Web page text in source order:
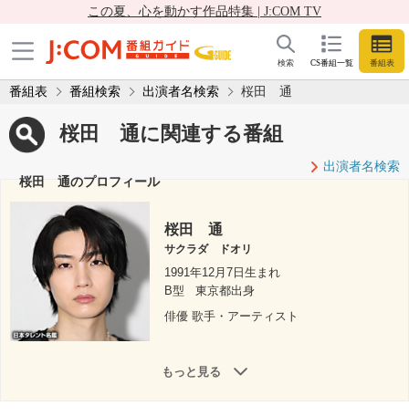
この夏、心を動かす作品特集 | J:COM TV
CS番組一覧 番組表
検索
番組表 番組検索 出演者名検索 桜田 通
桜田 通に関連する番組
出演者名検索
桜田 通のプロフィール
桜田 通
サクラダ ドオリ
1991年12月7日生まれ
B型
東京都出身
俳優 歌手・アーティスト
もっと見る